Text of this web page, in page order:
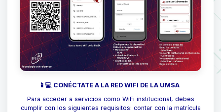
📱💻 CONÉCTATE A LA RED WIFI DE LA UMSA
Para acceder a servicios como WiFi institucional, debes
cumplir con los siguientes requisitos: contar con la matrícula